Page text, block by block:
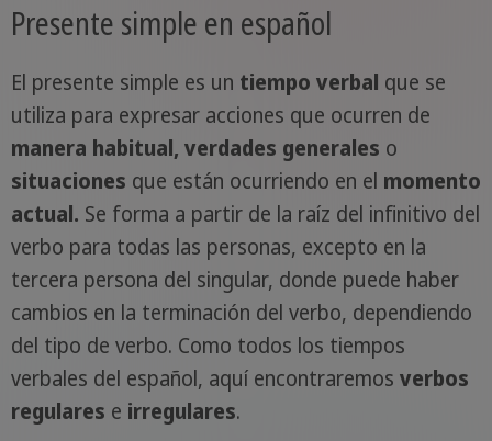
Presente simple en español
El presente simple es un tiempo verbal que se
utiliza para expresar acciones que ocurren de
manera habitual, verdades generales o
situaciones que están ocurriendo en el momento
actual. Se forma a partir de la raíz del infinitivo del
verbo para todas las personas, excepto en la
tercera persona del singular, donde puede haber
cambios en la terminación del verbo, dependiendo
del tipo de verbo. Como todos los tiempos
verbales del español, aquí encontraremos verbos
regulares e irregulares.